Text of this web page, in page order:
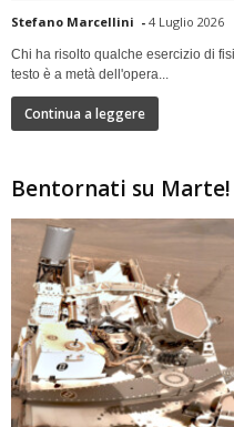
Stefano Marcellini - 4 Luglio 2026
Chi ha risolto qualche esercizio di
testo è a metà dell'opera...
Continua a leggere
Bentornati su